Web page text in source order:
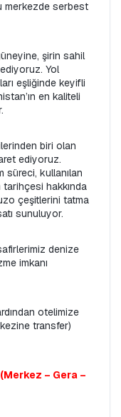
merkezde serbest
şirin sahil
Yol
eşliğinde keyifli
en kaliteli
ediyoruz.
kullanılan
tarihçesi hakkında
çeşitlerini tatma
sunuluyor.
denize
imkanı
otelimize
transfer)
– Gera –